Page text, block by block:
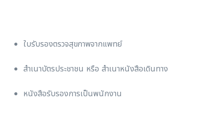
ใบรับรองตรวจสุขภาพจากแพทย์
สำเนาบัตรประชาชน หรือ สำเนาหนังสือเดินทาง
หนังสือรับรองการเป็นพนักงาน